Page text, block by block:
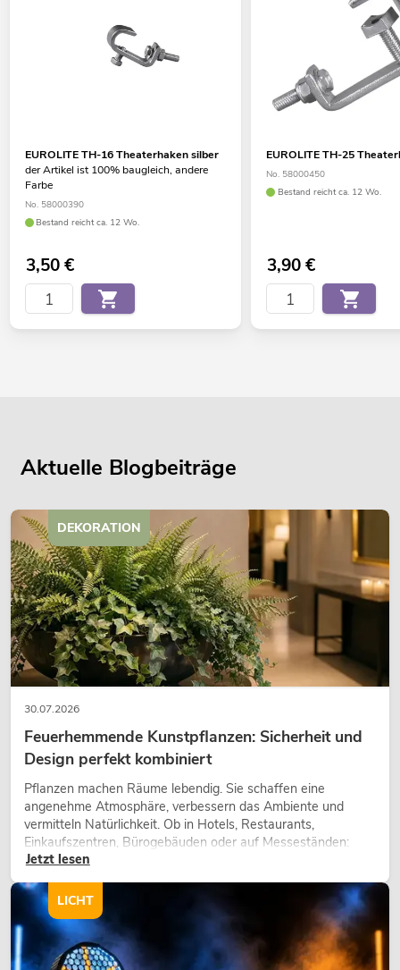
EUROLITE TH-16 Theaterhaken silber
der Artikel ist 100% baugleich, andere
Farbe
No. 58000390
Bestand reicht ca. 12 Wo.
3,50€
EUROLITE TH-25
No. 58000450
Bestand reicht ca. 12 Wo.
3,90€
Aktuelle Blogbeiträge
30.07.2026
Feuerhemmende Kunstpflanzen: Sicherheit und
Design perfekt kombiniert
Pflanzen machen Räume lebendig. Sie schaffen eine
angenehme Atmosphäre, verbessern das Ambiente und
vermitteln Natürlichkeit. Ob in Hotels, Restaurants,
Einkaufszentren, Bürogebäuden oder auf Messeständen:
eine hochwertige Begrünung gehört heute längst zum
modernen Raumkonzept.
Jetzt lesen
DEKORATION
LICHT